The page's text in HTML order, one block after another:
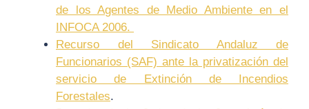
de los Agentes de Medio Ambiente en el
INFOCA 2006.
Recurso del Sindicato Andaluz de
Funcionarios (SAF) ante la privatización del
servicio de Extinción de Incendios
Forestales.